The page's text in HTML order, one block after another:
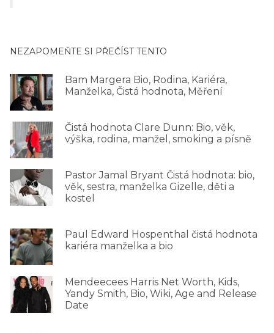
NEZAPOMEŇTE SI PŘEČÍST TENTO
Bam Margera Bio, Rodina, Kariéra,
Manželka, Čistá hodnota, Měření
Čistá hodnota Clare Dunn: Bio, věk,
výška, rodina, manžel, smoking a písně
Pastor Jamal Bryant Čistá hodnota: bio,
věk, sestra, manželka Gizelle, děti a
kostel
Paul Edward Hospenthal čistá hodnota
kariéra manželka a bio
Mendeecees Harris Net Worth, Kids,
Yandy Smith, Bio, Wiki, Age and Release
Date